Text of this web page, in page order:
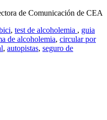
de Comunicación de CEA
, test de alcoholemia , guia
de alcoholemia, circular por
, autopistas, seguro de